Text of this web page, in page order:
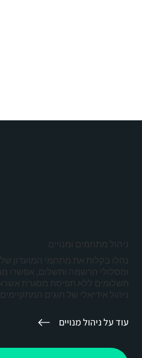
ניהול מתחמים ומנויים
נהלו בקלות את מתחמי המועדון
ומסלולי הרשמה ותשלום, אפשרו
תשלומים ללא תפיסת מסגרת
ניהול אידיאלי של חוגים
עוד על ניהול מנויים